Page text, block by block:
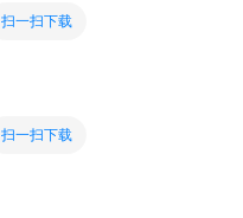
扫一扫下载
扫一扫下载